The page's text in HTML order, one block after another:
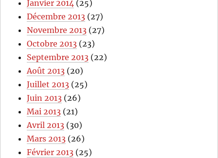
Janvier 2014 (25)
Décembre 2013 (27)
Novembre 2013 (27)
Octobre 2013 (23)
Septembre 2013 (22)
Août 2013 (20)
Juillet 2013 (25)
Juin 2013 (26)
Mai 2013 (21)
Avril 2013 (30)
Mars 2013 (26)
Février 2013 (25)